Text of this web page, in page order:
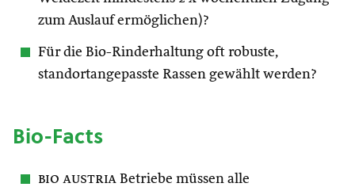
zum Auslauf ermöglichen)?
Für die Bio-Rinderhaltung oft robuste,
standortangepasste Rassen gewählt werden?
Bio-Facts
bio austria Betriebe müssen alle